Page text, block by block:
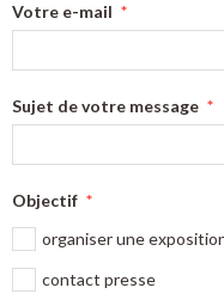
Votre e-mail
Sujet de votre message
Objectif
organiser une
contact presse